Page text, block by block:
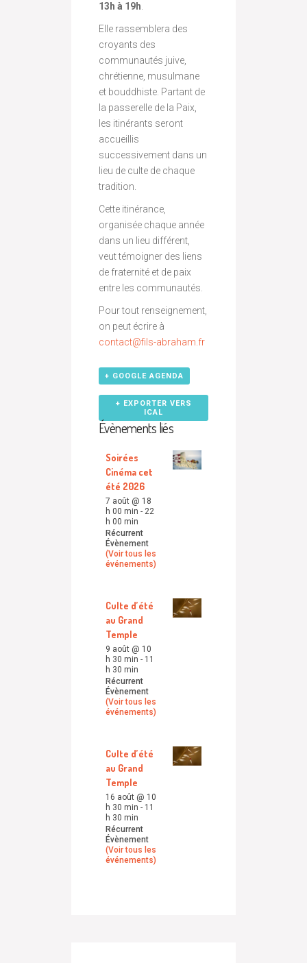
13h à 19h.
Elle rassemblera des
croyants des
communautés juive,
chrétienne, musulmane
et bouddhiste. Partant de
la passerelle de la Paix,
les itinérants seront
accueillis
successivement dans un
lieu de culte de chaque
tradition.
Cette itinérance,
organisée chaque année
dans un lieu différent,
veut témoigner des liens
de fraternité et de paix
entre les communautés.
Pour tout renseignement,
on peut écrire à
contact@fils-abraham.fr
+ GOOGLE AGENDA
+ EXPORTER VERS
ICAL
Évènements liés
Soirées
Cinéma cet
été 2026
7 août @ 18
h 00 min - 22
h 00 min
Récurrent
Évènement
(Voir tous les
événements)
Culte d’été
au Grand
Temple
9 août @ 10
h 30 min - 11
h 30 min
Récurrent
Évènement
(Voir tous les
événements)
Culte d’été
au Grand
Temple
16 août @ 10
h 30 min - 11
h 30 min
Récurrent
Évènement
(Voir tous les
événements)